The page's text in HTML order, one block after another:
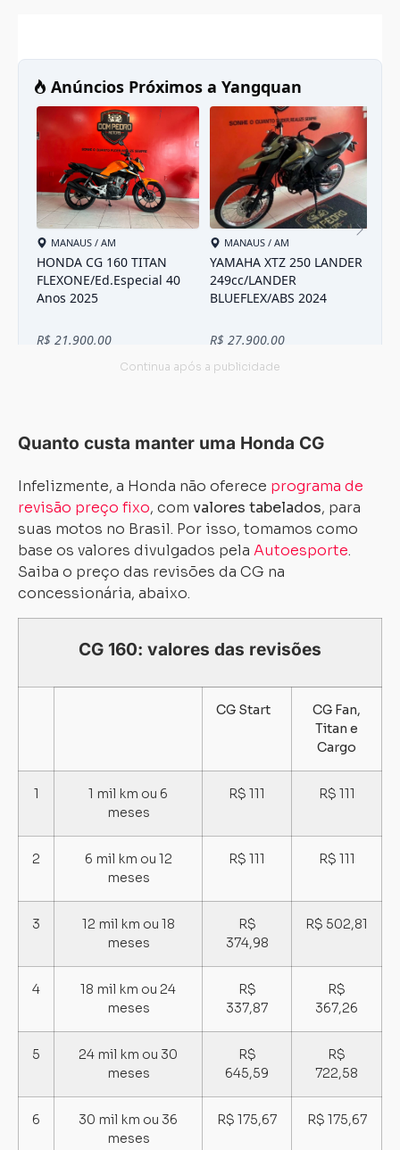
Quanto custa manter uma Honda CG
Infelizmente, a Honda não oferece programa de
revisão preço fixo, com valores tabelados, para
suas motos no Brasil. Por isso, tomamos como
base os valores divulgados pela Autoesporte.
Saiba o preço das revisões da CG na
concessionária, abaixo.
CG 160: valores das revisões
CG Start
CG Fan,
Titan e
Cargo
1
1 mil km ou 6
meses
R$ 111 R$ 111
2
6 mil km ou 12
meses
R$ 111 R$ 111
3
12 mil km ou 18
meses
R$
374,98
R$ 502,81
4
18 mil km ou 24
meses
R$
337,87
R$
367,26
5
24 mil km ou 30
meses
R$
645,59
R$
722,58
6
30 mil km ou 36
meses
R$ 175,67 R$ 175,67